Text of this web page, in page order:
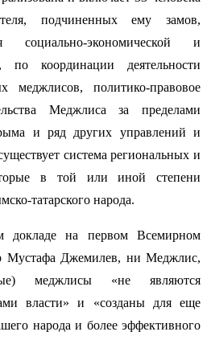
подчиненных ему замов,
социально-экономической и
по координации деятельности
меджлисов, политико-правовое
Меджлиса за пределами
и ряд других управлений и
система региональных и
в той или иной степени
татарского народа.
докладе на первом Всемирном
Мустафа Джемилев, ни Меджлис,
меджлисы «не являются
власти» и «созданы для еще
народа и более эффективного